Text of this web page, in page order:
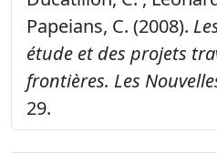
Papeians, C. (2008).
étude et des projets
frontières. Les
29.